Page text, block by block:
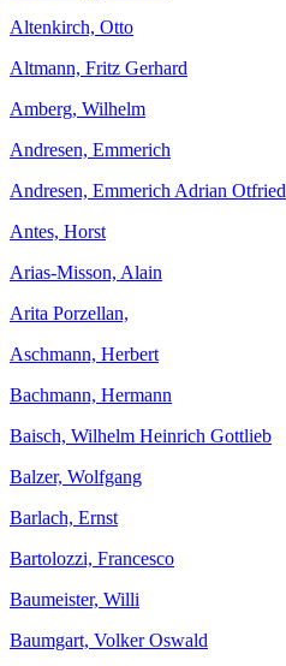
Altenkirch, Otto
Altmann, Fritz Gerhard
Amberg, Wilhelm
Andresen, Emmerich
Andresen, Emmerich Adrian Otfried
Antes, Horst
Arias-Misson, Alain
Arita Porzellan,
Aschmann, Herbert
Bachmann, Hermann
Baisch, Wilhelm Heinrich Gottlieb
Balzer, Wolfgang
Barlach, Ernst
Bartolozzi, Francesco
Baumeister, Willi
Baumgart, Volker Oswald